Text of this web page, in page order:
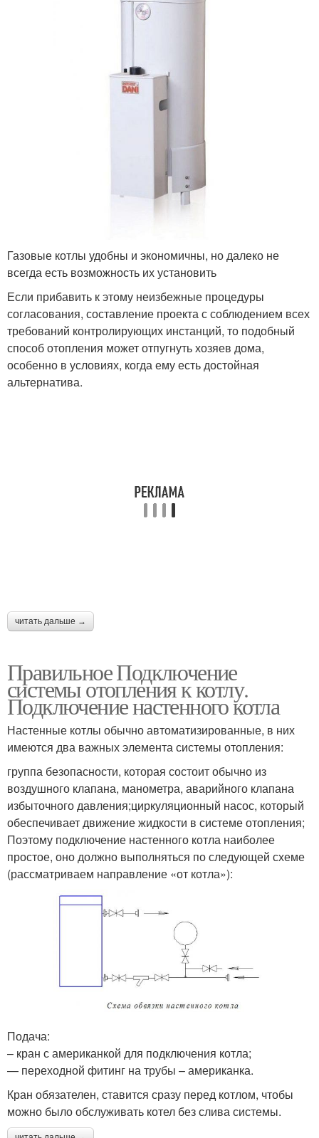
Газовые котлы удобны и экономичны, но далеко не
всегда есть возможность их установить
Если прибавить к этому неизбежные процедуры
согласования, составление проекта с соблюдением всех
требований контролирующих инстанций, то подобный
способ отопления может отпугнуть хозяев дома,
особенно в условиях, когда ему есть достойная
альтернатива.
читать дальше →
Правильное Подключение
системы отопления к котлу.
Подключение настенного котла
Настенные котлы обычно автоматизированные, в них
имеются два важных элемента системы отопления:
группа безопасности, которая состоит обычно из
воздушного клапана, манометра, аварийного клапана
избыточного давления;циркуляционный насос, который
обеспечивает движение жидкости в системе отопления;
Поэтому подключение настенного котла наиболее
простое, оно должно выполняться по следующей схеме
(рассматриваем направление «от котла»):
Подача:
– кран с американкой для подключения котла;
— переходной фитинг на трубы – американка.
Кран обязателен, ставится сразу перед котлом, чтобы
можно было обслуживать котел без слива системы.